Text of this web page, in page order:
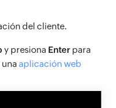
del cliente.
y presiona Enter para
aplicación web